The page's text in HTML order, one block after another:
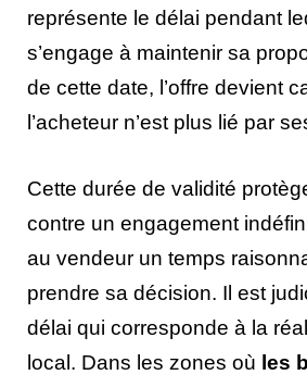
représente le délai pendant
s’engage à maintenir sa
de cette date, l’offre devient
l’acheteur n’est plus lié par
Cette durée de validité
contre un engagement
au vendeur un temps
prendre sa décision. Il est
délai qui corresponde à la
local. Dans les zones où les